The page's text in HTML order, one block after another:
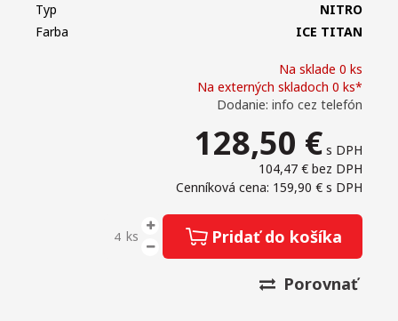
Na sklade 0 ks
Na externých skladoch 0 ks*
Dodanie: info cez telefón
128,50 € s DPH
104,47 € bez DPH
Cenníková cena: 159,90 € s DPH
ks Pridať do košíka
Porovnať
Typ
NITRO
Farba
ICE TITAN